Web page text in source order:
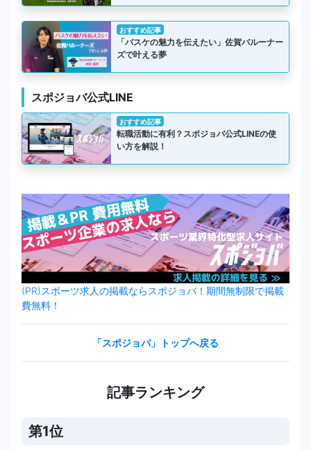
おすすめ記事
「バスケの魅力を伝えたい」佐賀バルーナー
ズで叶える夢
スポジョバ公式LINE
おすすめ記事
転職活動に有利？スポジョバ公式LINEの使
い方を解説！
(PR)スポーツ求人の掲載ならスポジョバ！期間無制限で掲載
費無料！
「スポジョバ」トップへ戻る
記事ランキング
第1位